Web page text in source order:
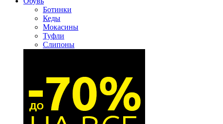
Ботинки
Кеды
Мокасины
Туфли
Слипоны